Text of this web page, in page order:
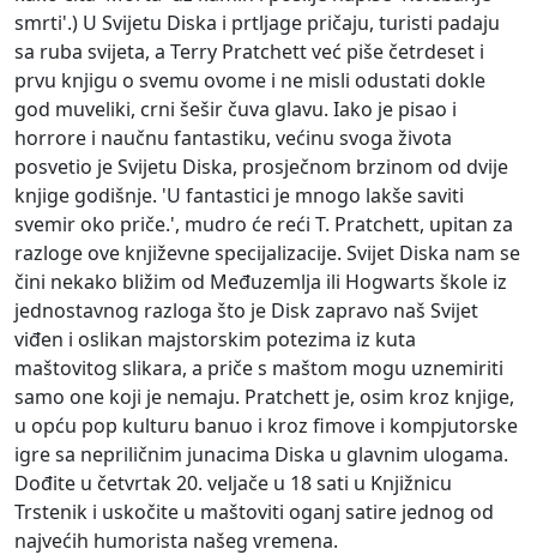
smrti'.) U Svijetu Diska i prtljage pričaju, turisti padaju
sa ruba svijeta, a Terry Pratchett već piše četrdeset i
prvu knjigu o svemu ovome i ne misli odustati dokle
god muveliki, crni šešir čuva glavu. Iako je pisao i
horrore i naučnu fantastiku, većinu svoga života
posvetio je Svijetu Diska, prosječnom brzinom od dvije
knjige godišnje. 'U fantastici je mnogo lakše saviti
svemir oko priče.', mudro će reći T. Pratchett, upitan za
razloge ove književne specijalizacije. Svijet Diska nam se
čini nekako bližim od Međuzemlja ili Hogwarts škole iz
jednostavnog razloga što je Disk zapravo naš Svijet
viđen i oslikan majstorskim potezima iz kuta
maštovitog slikara, a priče s maštom mogu uznemiriti
samo one koji je nemaju. Pratchett je, osim kroz knjige,
u opću pop kulturu banuo i kroz fimove i kompjutorske
igre sa nepriličnim junacima Diska u glavnim ulogama.
Dođite u četvrtak 20. veljače u 18 sati u Knjižnicu
Trstenik i uskočite u maštoviti oganj satire jednog od
najvećih humorista našeg vremena.